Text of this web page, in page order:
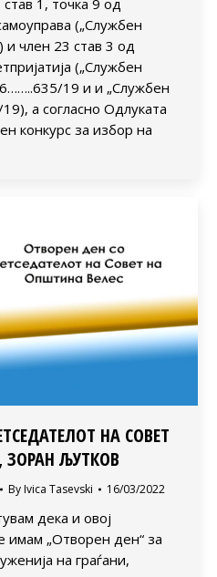
(„Службен
член 23 став 3 од
(„Службен
19 и и „Службен
а согласно Одлуката
конкурс за избор на
НА СОВЕТ
ЉУТКОВ
By Ivica Tasevski 16/03/2022
дека и овој
имам „Отворен ден“ за
на граѓани,